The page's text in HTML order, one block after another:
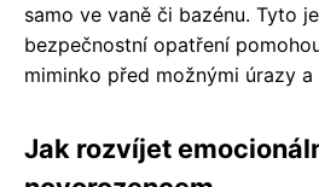
samo ve vaně či bazénu. Tyto
bezpečnostní opatření
miminko před možnými úrazy a
Jak rozvíjet